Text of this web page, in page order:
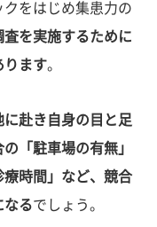
をはじめ集患力の
査を実施するために
ります。
に赴き自身の目と足
の「駐車場の有無」
療時間」など、競合
なるでしょう。